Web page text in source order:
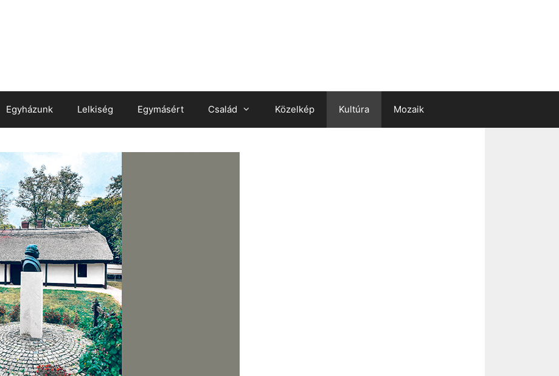
Egyházunk Lelkiség Egymásért Család Közelkép Kultúra Mozaik